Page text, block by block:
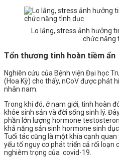
Lo lắng, stress ảnh hưởng
chức năng
Tổn thương tinh hoàn tiềm ẩn
Nghiên cứu của Bệnh viện Đại học
(Hoa Kỳ) cho thấy, nCoV được phát
nhân nam.
Trong khi đó, ở nam giới, tinh hoàn
khỏe sinh sản và đời sống sinh lý.
phần lớn lượng hormone
khả năng sản sinh hormone sinh
Tuổi tác cũng là một khía cạnh
yếu tố nguy cơ phát triển cả rối
nghiêm trọng của covid-19.